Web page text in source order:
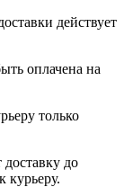
действует
оплачена на
только
до
курьеру.